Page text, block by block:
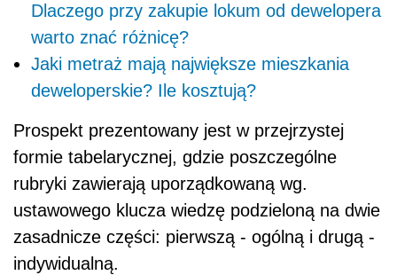
Dlaczego przy zakupie lokum od dewelopera
warto znać różnicę?
Jaki metraż mają największe mieszkania
deweloperskie? Ile kosztują?
Prospekt prezentowany jest w przejrzystej
formie tabelarycznej, gdzie poszczególne
rubryki zawierają uporządkowaną wg.
ustawowego klucza wiedzę podzieloną na dwie
zasadnicze części: pierwszą - ogólną i drugą -
indywidualną.